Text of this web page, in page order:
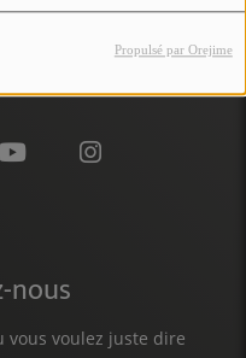
Propulsé par Orejime
nous
vous voulez juste dire